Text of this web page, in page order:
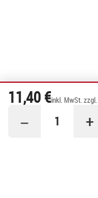
11,40 €inkl. MwSt. zzgl.
− 1 +